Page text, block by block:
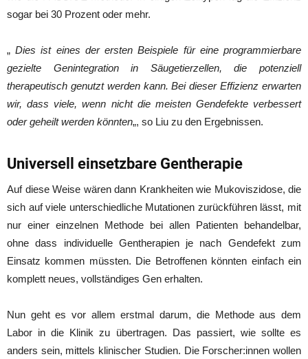
sogar bei 30 Prozent oder mehr.
„ Dies ist eines der ersten Beispiele für eine programmierbare
gezielte Genintegration in Säugetierzellen, die potenziell
therapeutisch genutzt werden kann. Bei dieser Effizienz erwarten
wir, dass viele, wenn nicht die meisten Gendefekte verbessert
oder geheilt werden könnten„, so Liu zu den Ergebnissen.
Universell einsetzbare Gentherapie
Auf diese Weise wären dann Krankheiten wie Mukoviszidose, die
sich auf viele unterschiedliche Mutationen zurückführen lässt, mit
nur einer einzelnen Methode bei allen Patienten behandelbar,
ohne dass individuelle Gentherapien je nach Gendefekt zum
Einsatz kommen müssten. Die Betroffenen könnten einfach ein
komplett neues, vollständiges Gen erhalten.
Nun geht es vor allem erstmal darum, die Methode aus dem
Labor in die Klinik zu übertragen. Das passiert, wie sollte es
anders sein, mittels klinischer Studien. Die Forscher:innen wollen